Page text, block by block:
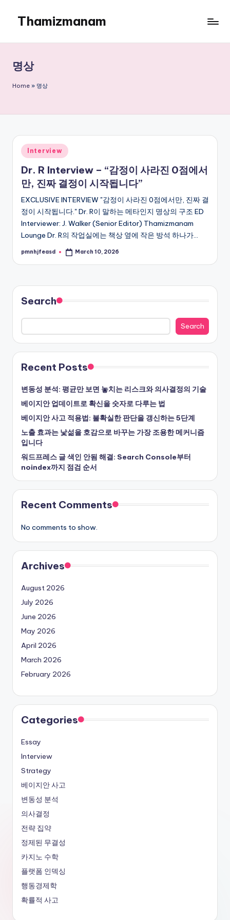
content
Thamizmanam
명상
Home » 명상
Posted
in
Interview
Dr. R Interview – “감정이 사라진 0점에서
만, 진짜 결정이 시작됩니다”
EXCLUSIVE INTERVIEW "감정이 사라진 0점에서만, 진짜 결
정이 시작됩니다." Dr. R이 말하는 메타인지 명상의 구조 ED
Interviewer: J. Walker (Senior Editor) Thamizmanam
Lounge Dr. R의 작업실에는 책상 옆에 작은 방석 하나가…
Posted
pmnhjfeasd March 10, 2026
Search
Search
Recent Posts
변동성 분석: 평균만 보면 놓치는 리스크와 의사결정의 기술
베이지안 업데이트로 확신을 숫자로 다루는 법
베이지안 사고 적용법: 불확실한 판단을 갱신하는 5단계
노출 효과는 낯섦을 호감으로 바꾸는 가장 조용한 메커니즘
입니다
워드프레스 글 색인 안됨 해결: Search Console부터
noindex까지 점검 순서
Recent Comments
No comments to show.
Archives
August 2026
July 2026
June 2026
May 2026
April 2026
March 2026
February 2026
Categories
Essay
Interview
Strategy
베이지안 사고
변동성 분석
의사결정
전략 집약
정제된 무결성
카지노 수학
플랫폼 인덱싱
행동경제학
확률적 사고